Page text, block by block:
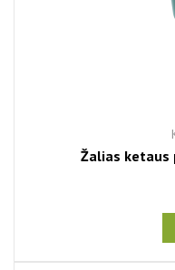
Žalias ketaus